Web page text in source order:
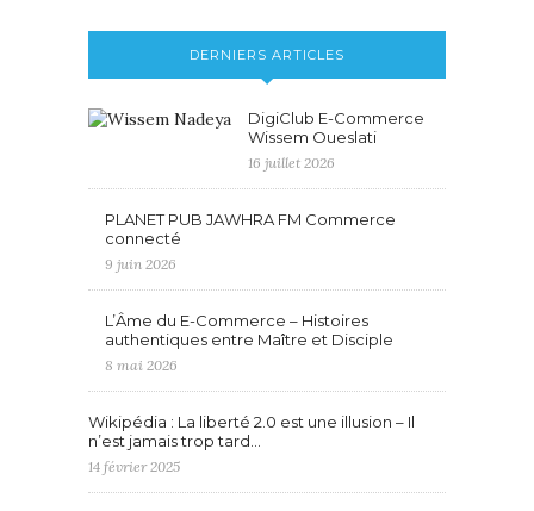
DERNIERS ARTICLES
DigiClub E-Commerce
Wissem Oueslati
16 juillet 2026
PLANET PUB JAWHRA FM Commerce
connecté
9 juin 2026
L’Âme du E-Commerce – Histoires
authentiques entre Maître et Disciple
8 mai 2026
Wikipédia : La liberté 2.0 est une illusion – Il
n’est jamais trop tard…
14 février 2025